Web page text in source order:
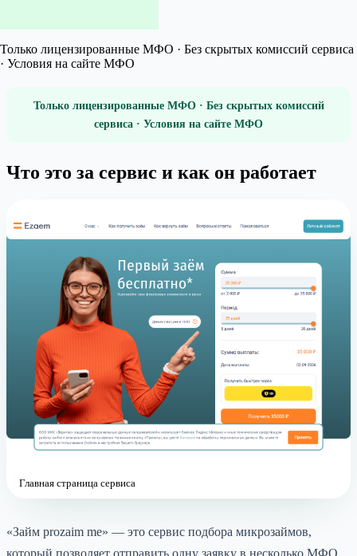
Только лицензированные МФО · Без скрытых комиссий сервиса
· Условия на сайте МФО
Только лицензированные МФО · Без скрытых комиссий
сервиса · Условия на сайте МФО
Что это за сервис и как он работает
Главная страница сервиса
«Займ prozaim me» — это сервис подбора микрозаймов,
который позволяет отправить одну заявку в несколько МФО